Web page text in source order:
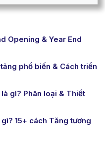
Opening & Year End
phổ biến & Cách triển
gì? Phân loại & Thiết
15+ cách Tăng tương